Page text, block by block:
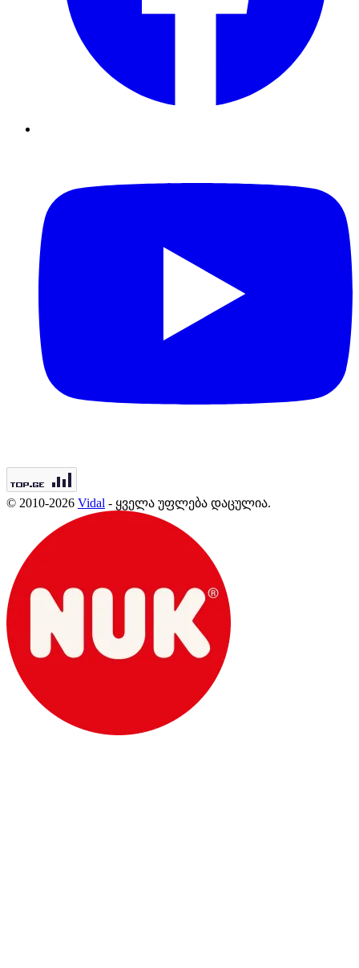
© 2010-2026 Vidal - ყველა უფლება დაცულია.